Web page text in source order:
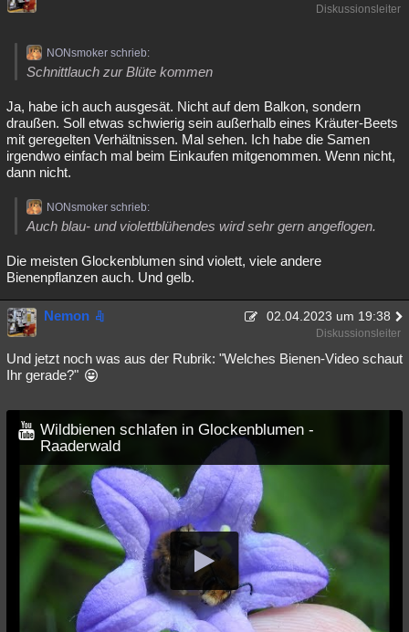
Diskussionsleiter
NONsmoker schrieb:
Schnittlauch zur Blüte kommen
Ja, habe ich auch ausgesät. Nicht auf dem Balkon, sondern
draußen. Soll etwas schwierig sein außerhalb eines Kräuter-Beets
mit geregelten Verhältnissen. Mal sehen. Ich habe die Samen
irgendwo einfach mal beim Einkaufen mitgenommen. Wenn nicht,
dann nicht.
NONsmoker schrieb:
Auch blau- und violettblühendes wird sehr gern angeflogen.
Die meisten Glockenblumen sind violett, viele andere
Bienenpflanzen auch. Und gelb.
Nemon 02.04.2023 um 19:38
Diskussionsleiter
Und jetzt noch was aus der Rubrik: "Welches Bienen-Video schaut
Ihr gerade?"
Wildbienen schlafen in Glockenblumen -
Raaderwald